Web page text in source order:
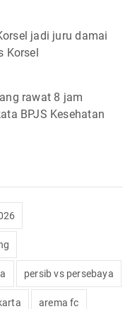
jadi juru damai
Korsel
rawat 8 jam
BPJS Kesehatan
persib vs persebaya
arema fc